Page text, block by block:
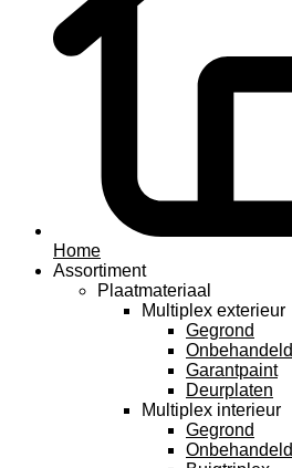
Home
Assortiment
Plaatmateriaal
Multiplex exterieur
Gegrond
Onbehandeld
Garantpaint
Deurplaten
Multiplex interieur
Gegrond
Onbehandeld